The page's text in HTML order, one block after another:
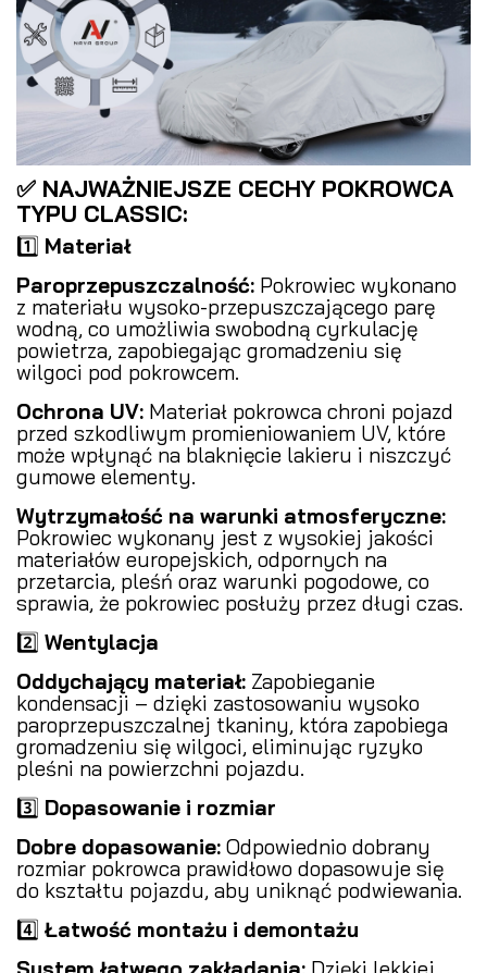
✅ NAJWAŻNIEJSZE CECHY POKROWCA
TYPU CLASSIC:
1️⃣ Materiał
Paroprzepuszczalność: Pokrowiec wykonano
z materiału wysoko-przepuszczającego parę
wodną, co umożliwia swobodną cyrkulację
powietrza, zapobiegając gromadzeniu się
wilgoci pod pokrowcem.
Ochrona UV: Materiał pokrowca chroni pojazd
przed szkodliwym promieniowaniem UV, które
może wpłynąć na blaknięcie lakieru i niszczyć
gumowe elementy.
Wytrzymałość na warunki atmosferyczne:
Pokrowiec wykonany jest z wysokiej jakości
materiałów europejskich, odpornych na
przetarcia, pleśń oraz warunki pogodowe, co
sprawia, że pokrowiec posłuży przez długi czas.
2️⃣ Wentylacja
Oddychający materiał: Zapobieganie
kondensacji – dzięki zastosowaniu wysoko
paroprzepuszczalnej tkaniny, która zapobiega
gromadzeniu się wilgoci, eliminując ryzyko
pleśni na powierzchni pojazdu.
3️⃣ Dopasowanie i rozmiar
Dobre dopasowanie: Odpowiednio dobrany
rozmiar pokrowca prawidłowo dopasowuje się
do kształtu pojazdu, aby uniknąć podwiewania.
4️⃣ Łatwość montażu i demontażu